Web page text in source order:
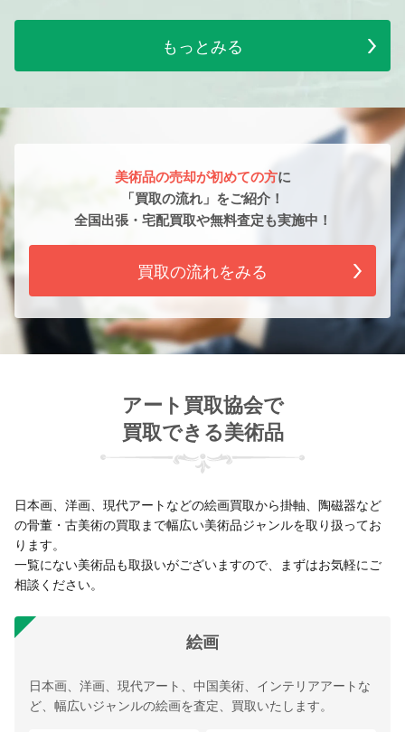
もっとみる
美術品の売却が初めての方に
「買取の流れ」をご紹介！
全国出張・宅配買取や無料査定も実施中！
買取の流れをみる
アート買取協会で
買取できる美術品
日本画、洋画、現代アートなどの絵画買取から掛軸、陶磁器など
の骨董・古美術の買取まで幅広い美術品ジャンルを取り扱ってお
ります。
一覧にない美術品も取扱いがございますので、まずはお気軽にご
相談ください。
絵画
日本画、洋画、現代アート、中国美術、インテリアアートな
ど、幅広いジャンルの絵画を査定、買取いたします。